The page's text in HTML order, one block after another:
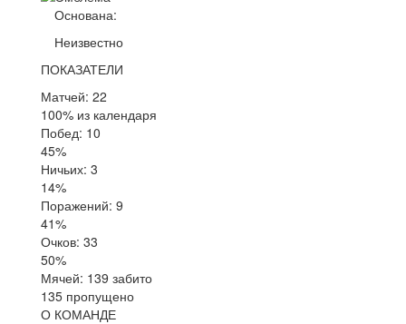
Основана:
Неизвестно
ПОКАЗАТЕЛИ
Матчей: 22
100% из календаря
Побед: 10
45%
Ничьих: 3
14%
Поражений: 9
41%
Очков: 33
50%
Мячей: 139 забито
135 пропущено
О КОМАНДЕ